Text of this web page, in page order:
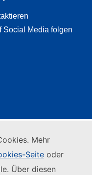
Mehr
Seite oder
Über diesen
Social Media folgen